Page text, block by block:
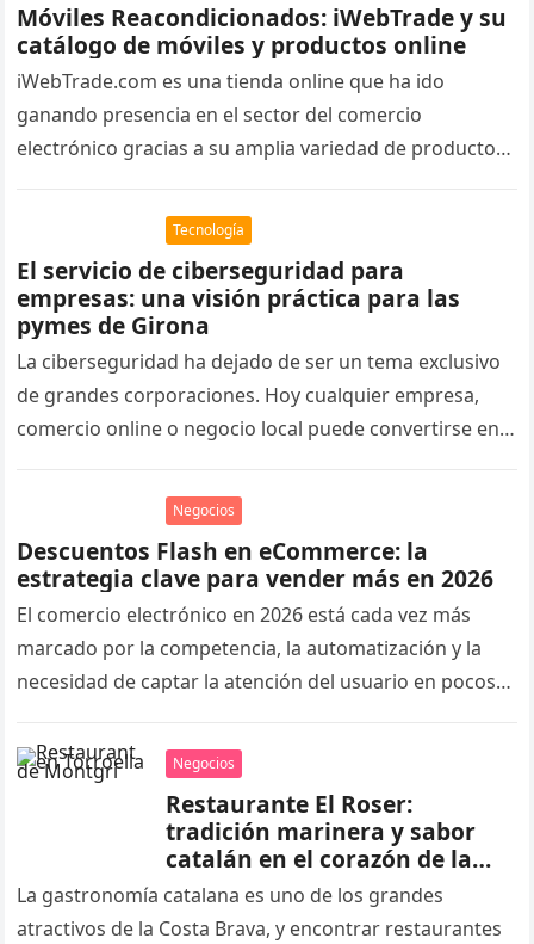
Móviles Reacondicionados: iWebTrade y su
catálogo de móviles y productos online
iWebTrade.com es una tienda online que ha ido
ganando presencia en el sector del comercio
electrónico gracias a su amplia variedad de productos
Tecnología
El servicio de ciberseguridad para
empresas: una visión práctica para las
pymes de Girona
La ciberseguridad ha dejado de ser un tema exclusivo
de grandes corporaciones. Hoy cualquier empresa,
comercio online o negocio local puede convertirse en
Negocios
Descuentos Flash en eCommerce: la
estrategia clave para vender más en 2026
El comercio electrónico en 2026 está cada vez más
marcado por la competencia, la automatización y la
necesidad de captar la atención del usuario en pocos
Negocios
Restaurante El Roser:
tradición marinera y sabor
catalán en el corazón de la
Costa Brava, Torroella de
Montgrí
La gastronomía catalana es uno de los grandes
atractivos de la Costa Brava, y encontrar restaurantes